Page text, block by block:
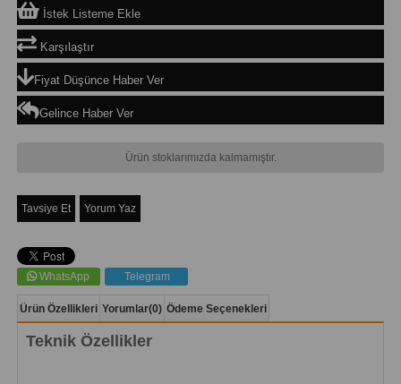
İstek Listeme Ekle
Karşılaştır
Fiyat Düşünce Haber Ver
Gelince Haber Ver
Ürün stoklarımızda kalmamıştır.
Tavsiye Et Yorum Yaz
WhatsApp Telegram
Ürün Özellikleri Yorumlar(0) Ödeme Seçenekleri
Teknik Özellikler